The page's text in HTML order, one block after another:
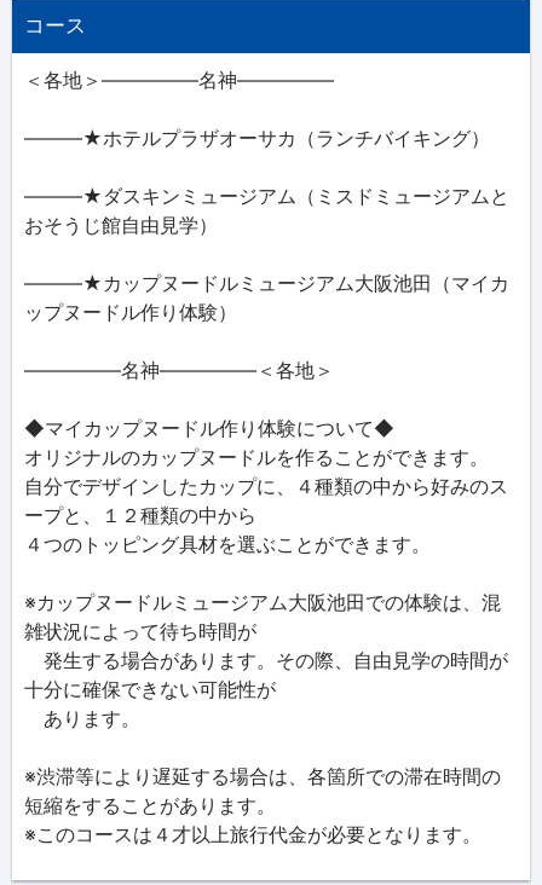
コース
＜各地＞―――――名神―――――
―――★ホテルプラザオーサカ（ランチバイキング）
―――★ダスキンミュージアム（ミスドミュージアムと
おそうじ館自由見学）
―――★カップヌードルミュージアム大阪池田（マイカ
ップヌードル作り体験）
―――――名神―――――＜各地＞
◆マイカップヌードル作り体験について◆
オリジナルのカップヌードルを作ることができます。
自分でデザインしたカップに、４種類の中から好みのス
ープと、１２種類の中から
４つのトッピング具材を選ぶことができます。
※カップヌードルミュージアム大阪池田での体験は、混
雑状況によって待ち時間が
発生する場合があります。その際、自由見学の時間が
十分に確保できない可能性が
あります。
※渋滞等により遅延する場合は、各箇所での滞在時間の
短縮をすることがあります。
※このコースは４才以上旅行代金が必要となります。